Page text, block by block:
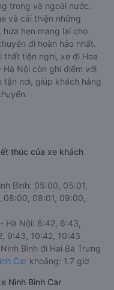
trong và ngoài nước.
và cải thiện những
hẹn mang lại cho
đi hoàn hảo nhất.
thất tiện nghi, xe đi Hoa
Nội còn ghi điểm với
tận nơi, giúp khách hàng
thúc của xe khách
Bình: 05:00, 05:01,
08:01, 09:00,
Hà Nội: 6:42, 6:43,
9:43, 10:42, 10:43
Bình đi Hai Bà Trưng
Car khoảng: 1.7 giờ
Ninh Bình Car